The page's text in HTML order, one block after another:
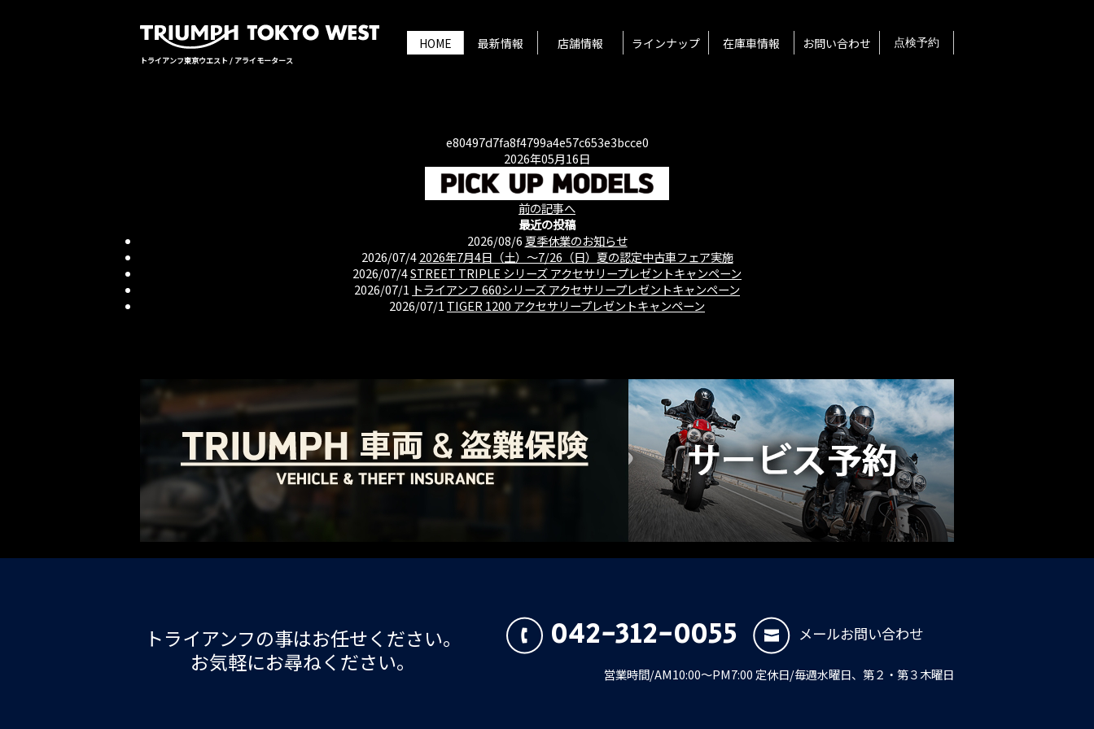
トライアンフ東京ウエスト / アライモータース
HOME 最新情報 店舗情報 ラインナップ 在庫車情報 お問い合わせ 点検予約
e80497d7fa8f4799a4e57c653e3bcce0
2026年05月16日
前の記事へ
最近の投稿
2026/08/6 夏季休業のお知らせ
2026/07/4 2026年7月4日（土）〜7/26（日）夏の認定中古車フェア実施
2026/07/4STREET TRIPLE シリーズ アクセサリープレゼントキャンペーン
2026/07/1 トライアンフ 660シリーズ アクセサリープレゼントキャンペーン
2026/07/1 TIGER 1200 アクセサリープレゼントキャンペーン
トライアンフの事はお任せください。
お気軽にお尋ねください。
042-312-0055 メールお問い合わせ
営業時間/AM10:00～PM7:00 定休日/毎週水曜日、第２・第３木曜日